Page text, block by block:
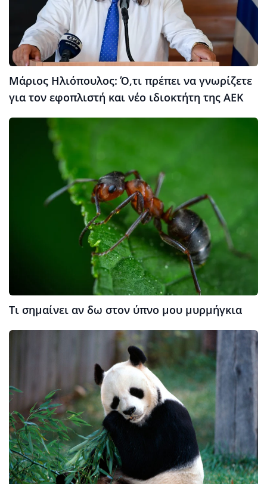
Μάριος Ηλιόπουλος: Ό,τι πρέπει να γνωρίζετε
για τον εφοπλιστή και νέο ιδιοκτήτη της ΑΕΚ
Τι σημαίνει αν δω στον ύπνο μου μυρμήγκια